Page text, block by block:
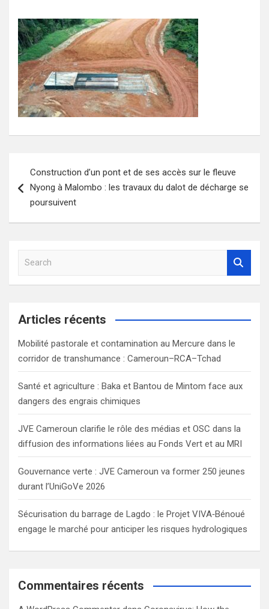
de
l’article
Construction d’un pont et de ses accès sur le fleuve
Nyong à Malombo : les travaux du dalot de décharge se
poursuivent
a
c
Articles récents
Mobilité pastorale et contamination au Mercure dans le
corridor de transhumance : Cameroun–RCA–Tchad
Santé et agriculture : Baka et Bantou de Mintom face aux
dangers des engrais chimiques
JVE Cameroun clarifie le rôle des médias et OSC dans la
diffusion des informations liées au Fonds Vert et au MRI
Gouvernance verte : JVE Cameroun va former 250 jeunes
durant l’UniGoVe 2026
Sécurisation du barrage de Lagdo : le Projet VIVA‑Bénoué
engage le marché pour anticiper les risques hydrologiques
Commentaires récents